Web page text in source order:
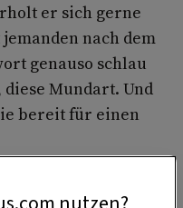
er sich gerne
nach dem
genauso schlau
Mundart. Und
bereit für einen